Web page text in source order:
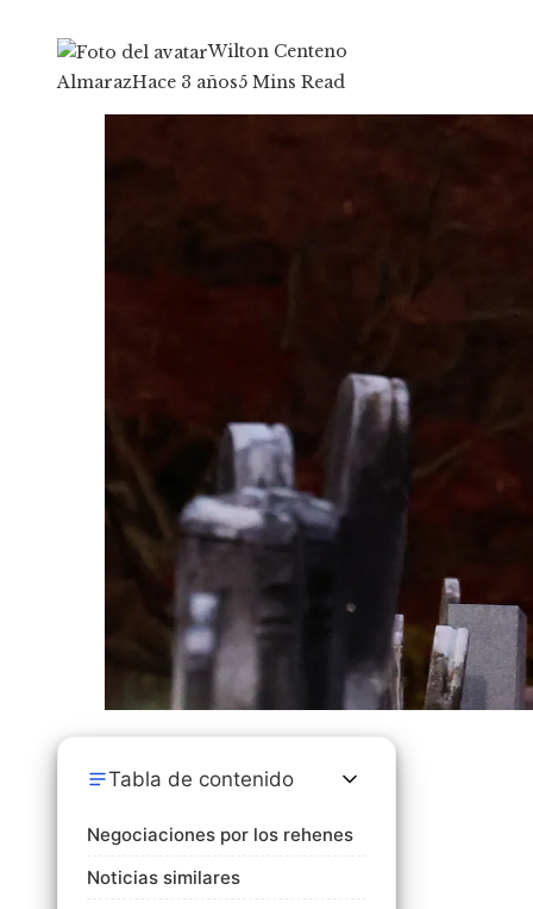
Wilton Centeno
AlmarazHace 3 años5 Mins Read
Tabla de contenido
Negociaciones por los rehenes
Noticias similares